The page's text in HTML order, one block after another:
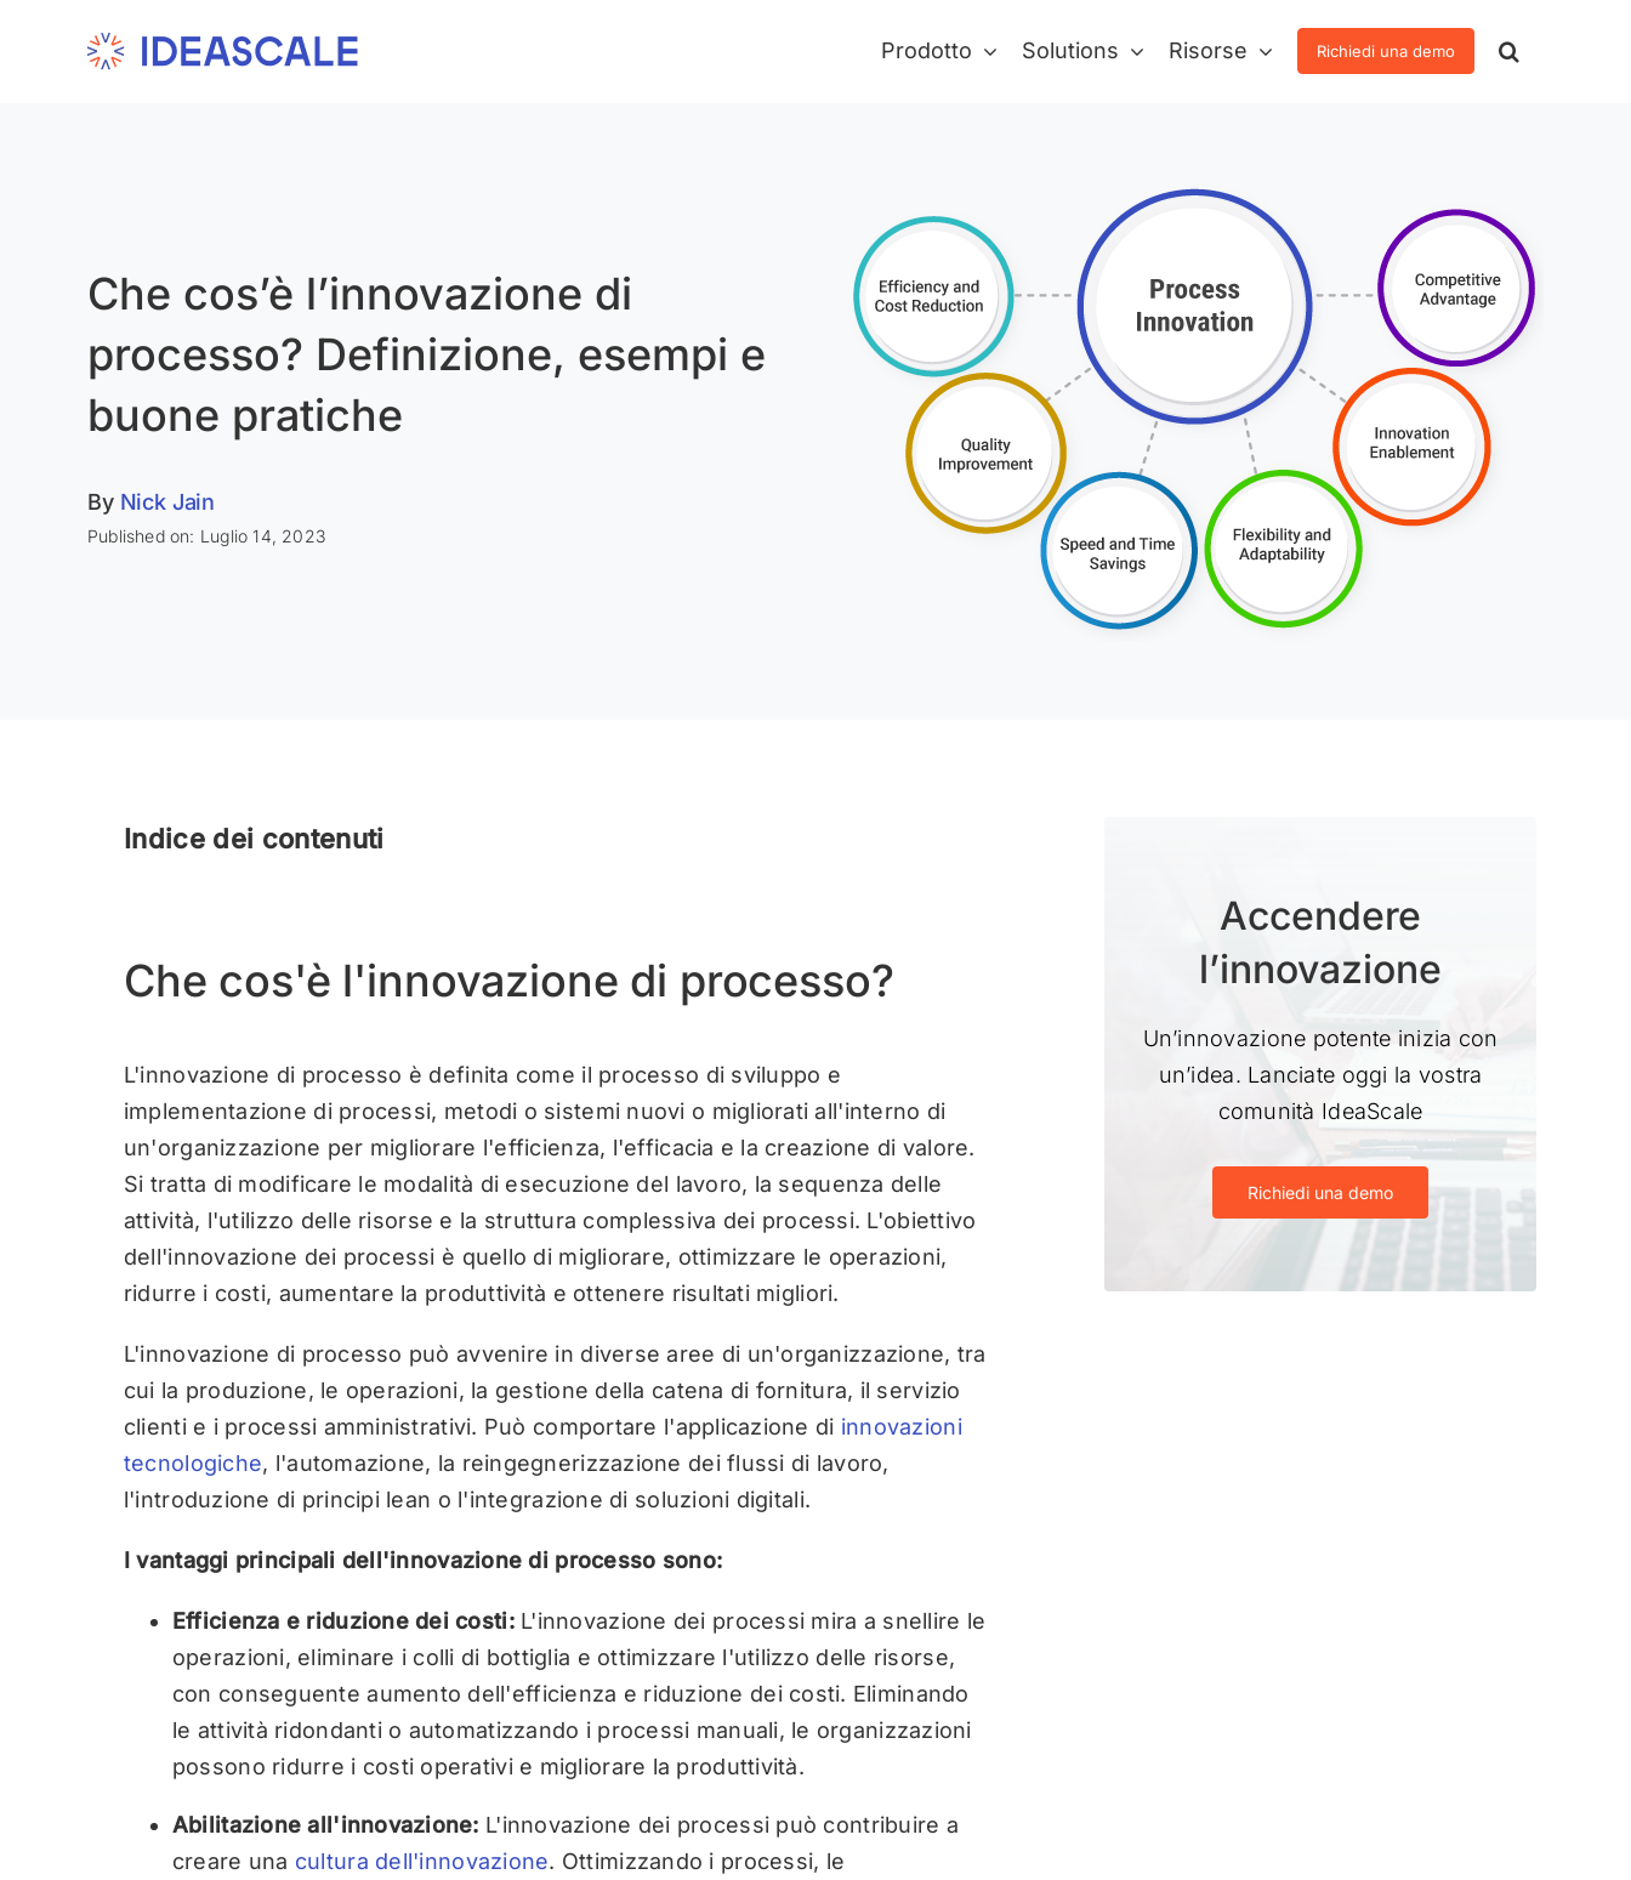
Prodotto Solutions Risorse Richiedi una demo
Che cos’è l’innovazione di
processo? Definizione, esempi e
buone pratiche
By Nick Jain
Published on: Luglio 14, 2023
Indice dei contenuti
Che cos'è l'innovazione di processo?
L'innovazione di processo è definita come il processo di sviluppo e
implementazione di processi, metodi o sistemi nuovi o migliorati all'interno di
un'organizzazione per migliorare l'efficienza, l'efficacia e la creazione di valore.
Si tratta di modificare le modalità di esecuzione del lavoro, la sequenza delle
attività, l'utilizzo delle risorse e la struttura complessiva dei processi. L'obiettivo
dell'innovazione dei processi è quello di migliorare, ottimizzare le operazioni,
ridurre i costi, aumentare la produttività e ottenere risultati migliori.
L'innovazione di processo può avvenire in diverse aree di un'organizzazione, tra
cui la produzione, le operazioni, la gestione della catena di fornitura, il servizio
clienti e i processi amministrativi. Può comportare l'applicazione di innovazioni
tecnologiche, l'automazione, la reingegnerizzazione dei flussi di lavoro,
l'introduzione di principi lean o l'integrazione di soluzioni digitali.
I vantaggi principali dell'innovazione di processo sono:
Efficienza e riduzione dei costi:L'innovazione dei processi mira a snellire le
operazioni, eliminare i colli di bottiglia e ottimizzare l'utilizzo delle risorse,
con conseguente aumento dell'efficienza e riduzione dei costi. Eliminando
le attività ridondanti o automatizzando i processi manuali, le organizzazioni
possono ridurre i costi operativi e migliorare la produttività.
Abilitazione all'innovazione: L'innovazione dei processi può contribuire a
creare una cultura dell'innovazione. Ottimizzando i processi, le
Accendere
l’innovazione
Un’innovazione potente inizia con
un’idea. Lanciate oggi la vostra
comunità IdeaScale
Richiedi una demo